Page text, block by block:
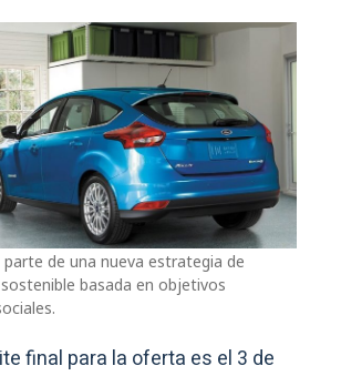
parte de una nueva estrategia de
basada en objetivos
final para la oferta es el 3 de